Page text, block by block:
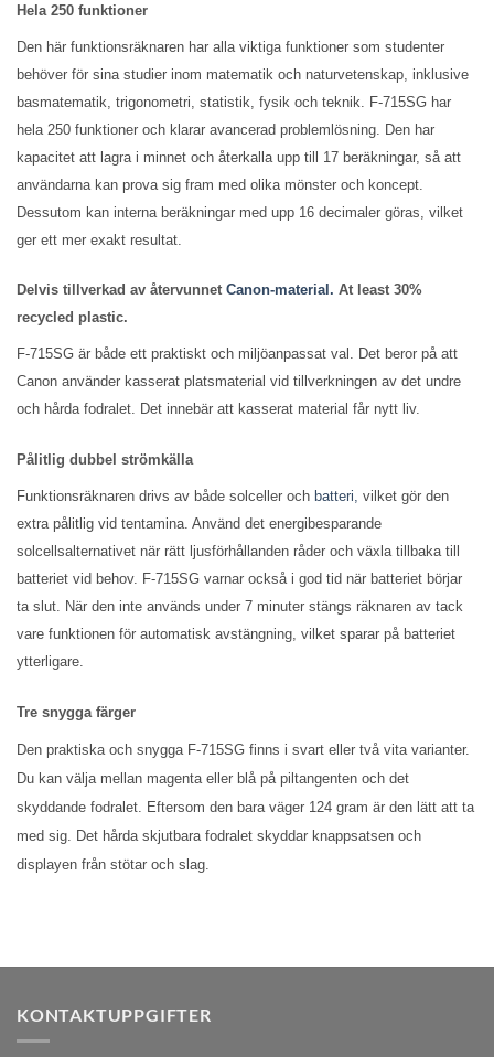
Hela 250 funktioner
Den här funktionsräknaren har alla viktiga funktioner som studenter
behöver för sina studier inom matematik och naturvetenskap, inklusive
basmatematik, trigonometri, statistik, fysik och teknik. F-715SG har
hela 250 funktioner och klarar avancerad problemlösning. Den har
kapacitet att lagra i minnet och återkalla upp till 17 beräkningar, så att
användarna kan prova sig fram med olika mönster och koncept.
Dessutom kan interna beräkningar med upp 16 decimaler göras, vilket
ger ett mer exakt resultat.
Delvis tillverkad av återvunnet Canon-material. At least 30%
recycled plastic.
F-715SG är både ett praktiskt och miljöanpassat val. Det beror på att
Canon använder kasserat platsmaterial vid tillverkningen av det undre
och hårda fodralet. Det innebär att kasserat material får nytt liv.
Pålitlig dubbel strömkälla
Funktionsräknaren drivs av både solceller och batteri, vilket gör den
extra pålitlig vid tentamina. Använd det energibesparande
solcellsalternativet när rätt ljusförhållanden råder och växla tillbaka till
batteriet vid behov. F-715SG varnar också i god tid när batteriet börjar
ta slut. När den inte används under 7 minuter stängs räknaren av tack
vare funktionen för automatisk avstängning, vilket sparar på batteriet
ytterligare.
Tre snygga färger
Den praktiska och snygga F-715SG finns i svart eller två vita varianter.
Du kan välja mellan magenta eller blå på piltangenten och det
skyddande fodralet. Eftersom den bara väger 124 gram är den lätt att ta
med sig. Det hårda skjutbara fodralet skyddar knappsatsen och
displayen från stötar och slag.
KONTAKTUPPGIFTER